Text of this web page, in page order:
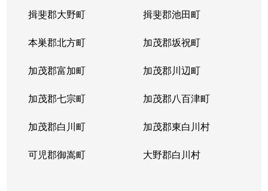
揖斐郡大野町 揖斐郡池田町
本巣郡北方町 加茂郡坂祝町
加茂郡富加町 加茂郡川辺町
加茂郡七宗町 加茂郡八百津町
加茂郡白川町 加茂郡東白川村
可児郡御嵩町 大野郡白川村